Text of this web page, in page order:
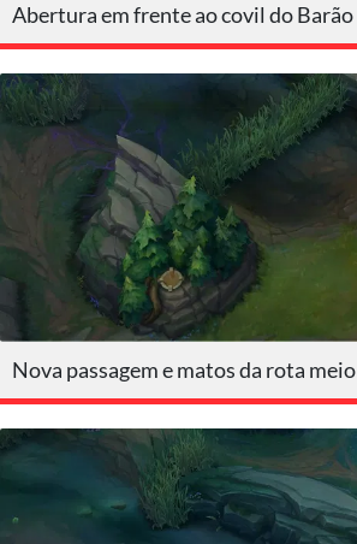
Abertura em frente ao covil do Barão
Nova passagem e matos da rota meio